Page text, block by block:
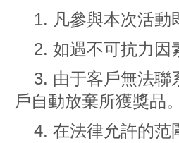
1. 凡參與本次活動
2. 如遇不可抗力因
3. 由于客戶無法聯
戶自動放棄所獲獎品。
4. 在法律允許的范